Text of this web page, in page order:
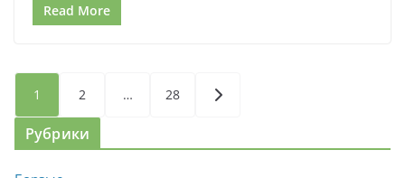
Read More
Пагинация
записей
1 2 … 28
Рубрики